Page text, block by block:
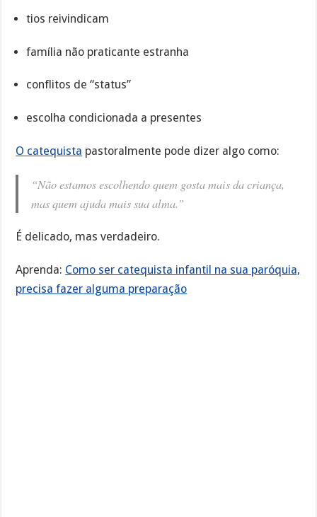
tios reivindicam
família não praticante estranha
conflitos de “status”
escolha condicionada a presentes
O catequista pastoralmente pode dizer algo como:
“Não estamos escolhendo quem gosta mais da criança,
mas quem ajuda mais sua alma.”
É delicado, mas verdadeiro.
Aprenda: Como ser catequista infantil na sua paróquia,
precisa fazer alguma preparação